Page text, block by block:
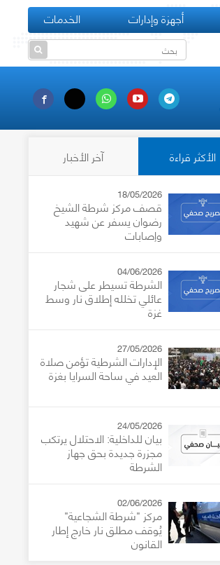
أجهزة وإدارات الخدمات
الأكثر قراءة آخر الأخبار
18/05/2026
قصف مركز شرطة الشيخ
رضوان يسفر عن شهيد
وإصابات
04/06/2026
الشرطة تسيطر على شجار
عائلي تخلله إطلاق نار وسط
غزة
27/05/2026
الإدارات الشرطية تؤمن صلاة
العيد في ساحة السرايا بغزة
24/05/2026
بيان للداخلية: الاحتلال يرتكب
مجزرة جديدة بحق جهاز
الشرطة
02/06/2026
مركز "شرطة الشجاعية"
يُوقف مطلق نار خارج إطار
القانون